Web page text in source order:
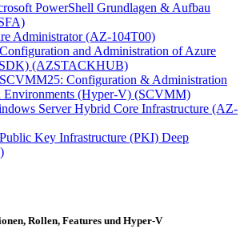
PowerShell Grundlagen & Aufbau
Administrator(AZ-104T00)
and Administration of Azure
(AZSTACKHUB)
Configuration & Administration
Environments (Hyper-V) (SCVMM)
Server Hybrid Core Infrastructure (AZ-
Key Infrastructure (PKI) Deep
Rollen, Features und Hyper-V